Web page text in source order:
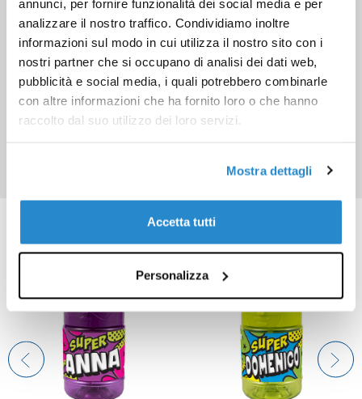
annunci, per fornire funzionalità dei social media e per
analizzare il nostro traffico. Condividiamo inoltre
informazioni sul modo in cui utilizza il nostro sito con i
nostri partner che si occupano di analisi dei dati web,
pubblicità e social media, i quali potrebbero combinarle
con altre informazioni che ha fornito loro o che hanno
raccolto dal suo utilizzo dei loro servizi.
Mostra dettagli
Accetta tutti
Personalizza
Prodotti correlati